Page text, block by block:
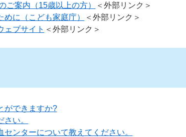
ご案内（15歳以上の方）
＜外部リンク＞
に（こども家庭庁）
＜外部リンク＞
ェブサイト ＜外部リンク＞
ができますか?
い。
ンターについて教えてください。